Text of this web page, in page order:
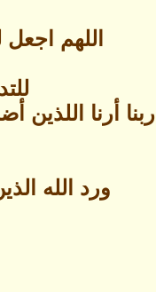
اللهم
ربنا أرنا اللذين
ورد الله